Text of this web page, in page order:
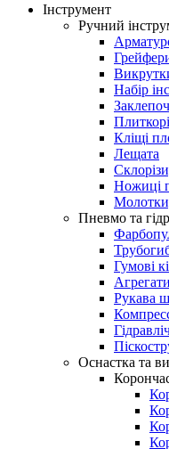
Інструмент
Ручний
Набір
Кліщі
Лещата
Ножиці
Пневмо та
Гумові
Рукава
Оснастка та